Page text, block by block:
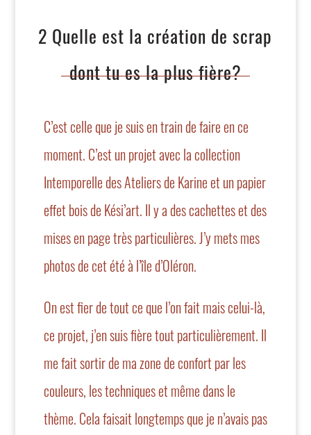
2 Quelle est la création de scrap
dont tu es la plus fière?
C’est celle que je suis en train de faire en ce
moment. C’est un projet avec la collection
Intemporelle des Ateliers de Karine et un papier
effet bois de Kési’art. Il y a des cachettes et des
mises en page très particulières. J’y mets mes
photos de cet été à l’île d’Oléron.
On est fier de tout ce que l’on fait mais celui-là,
ce projet, j’en suis fière tout particulièrement. Il
me fait sortir de ma zone de confort par les
couleurs, les techniques et même dans le
thème. Cela faisait longtemps que je n’avais pas